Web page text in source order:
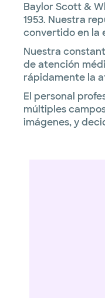
Baylor Scott &
1953. Nuestra
convertido en la
Nuestra
de atención
rápidamente la
El personal
múltiples
imágenes, y